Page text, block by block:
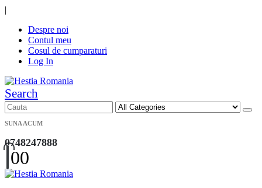
|
Despre noi
Contul meu
Cosul de cumparaturi
Log In
Search
SUNA ACUM
0748247888
00